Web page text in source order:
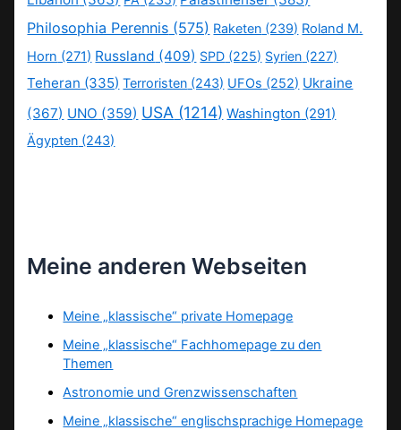
Philosophia Perennis (575) Raketen (239) Roland M.
Horn (271) Russland (409) SPD (225) Syrien (227)
Teheran (335) Terroristen (243) UFOs (252) Ukraine
(367) UNO (359) USA (1214) Washington (291)
Ägypten (243)
Meine anderen Webseiten
Meine „klassische“ private Homepage
Meine „klassische“ Fachhomepage zu den
Themen
Astronomie und Grenzwissenschaften
Meine „klassische“ englischsprachige Homepage